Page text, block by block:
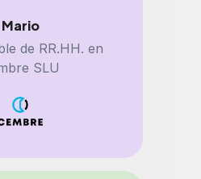
Mario
de RR.HH. en
SLU